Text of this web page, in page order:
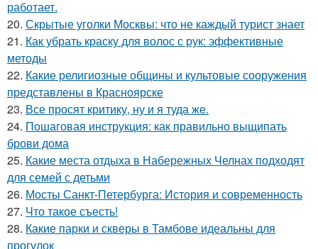
работает.
20. Скрытые уголки Москвы: что не каждый турист знает
21. Как убрать краску для волос с рук: эффективные
методы
22. Какие религиозные общины и культовые сооружения
представлены в Красноярске
23. Все просят критику, ну и я туда же.
24. Пошаговая инструкция: как правильно выщипать
брови дома
25. Какие места отдыха в Набережных Челнах подходят
для семей с детьми
26. Мосты Санкт-Петербурга: История и современность
27. Что такое съесть!
28. Какие парки и скверы в Тамбове идеальны для
прогулок